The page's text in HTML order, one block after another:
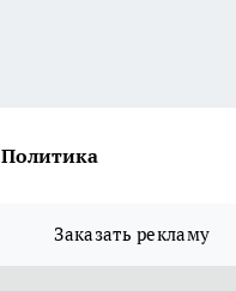
Политика
Заказать рекламу